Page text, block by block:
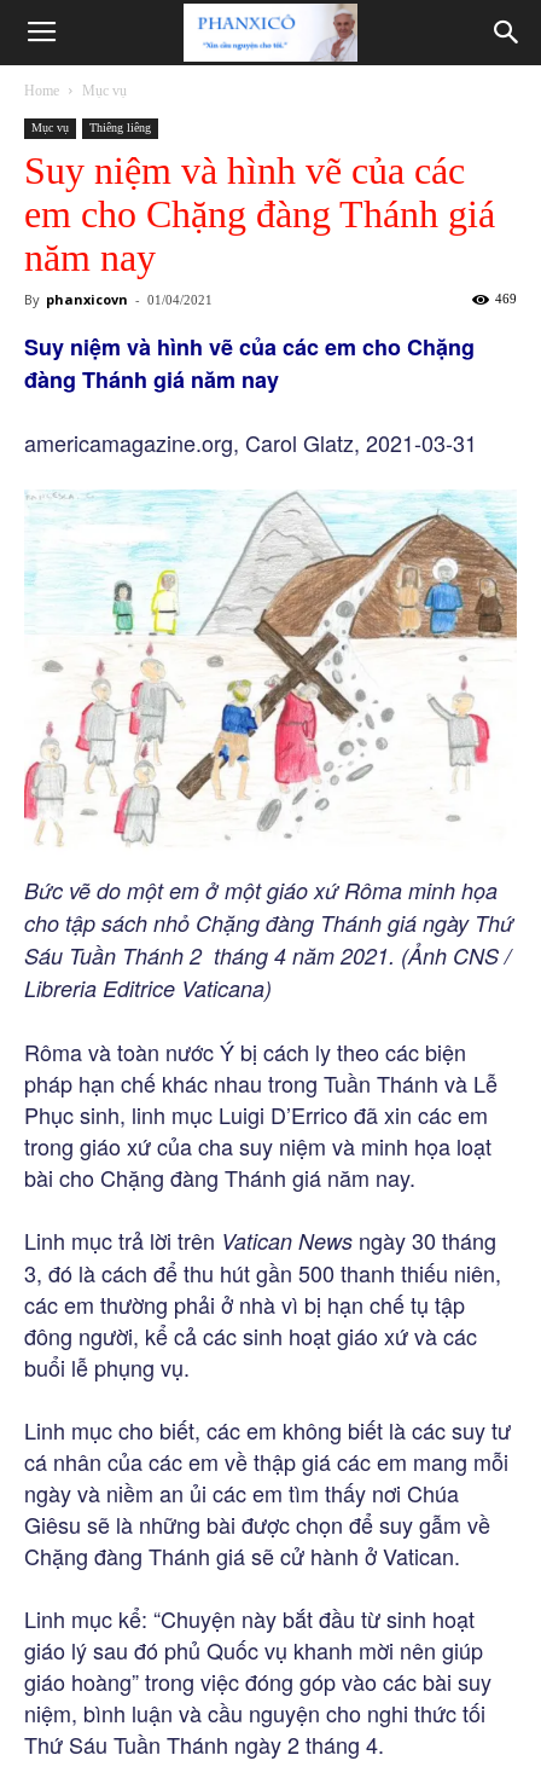
Phanxicô
Home Mục vụ
Mục vụ Thiêng liêng
Suy niệm và hình vẽ của các
em cho Chặng đàng Thánh giá
năm nay
By phanxicovn - 01/04/2021 469
Suy niệm và hình vẽ của các em cho Chặng
đàng Thánh giá năm nay
americamagazine.org, Carol Glatz, 2021-03-31
Bức vẽ do một em ở một giáo xứ Rôma minh họa
cho tập sách nhỏ Chặng đàng Thánh giá ngày Thứ
Sáu Tuần Thánh 2 tháng 4 năm 2021. (Ảnh CNS /
Libreria Editrice Vaticana)
Rôma và toàn nước Ý bị cách ly theo các biện
pháp hạn chế khác nhau trong Tuần Thánh và Lễ
Phục sinh, linh mục Luigi D’Errico đã xin các em
trong giáo xứ của cha suy niệm và minh họa loạt
bài cho Chặng đàng Thánh giá năm nay.
Linh mục trả lời trên Vatican News ngày 30 tháng
3, đó là cách để thu hút gần 500 thanh thiếu niên,
các em thường phải ở nhà vì bị hạn chế tụ tập
đông người, kể cả các sinh hoạt giáo xứ và các
buổi lễ phụng vụ.
Linh mục cho biết, các em không biết là các suy tư
cá nhân của các em về thập giá các em mang mỗi
ngày và niềm an ủi các em tìm thấy nơi Chúa
Giêsu sẽ là những bài được chọn để suy gẫm về
Chặng đàng Thánh giá sẽ cử hành ở Vatican.
Linh mục kể: “Chuyện này bắt đầu từ sinh hoạt
giáo lý sau đó phủ Quốc vụ khanh mời nên giúp
giáo hoàng” trong việc đóng góp vào các bài suy
niệm, bình luận và cầu nguyện cho nghi thức tối
Thứ Sáu Tuần Thánh ngày 2 tháng 4.